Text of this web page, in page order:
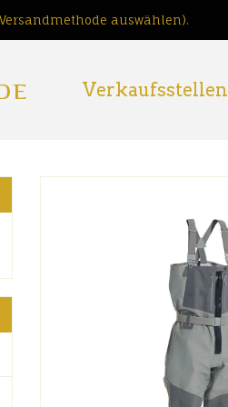
auswählen).
Verkaufsstellen